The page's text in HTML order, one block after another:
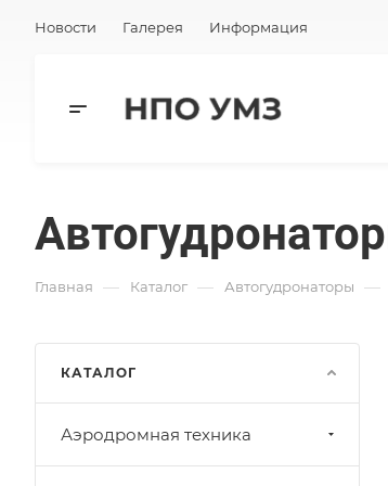
Новости Галерея Информация
Главная — Каталог — Автогудронаторы —
КАТАЛОГ
Аэродромная техника